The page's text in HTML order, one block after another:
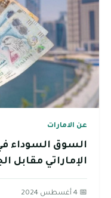
عن الامارات
السوق السوداء
الإماراتي مقابل
📅 4 أغسطس 2024